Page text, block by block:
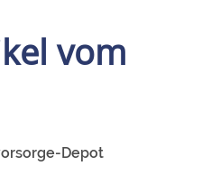
vom
Depot